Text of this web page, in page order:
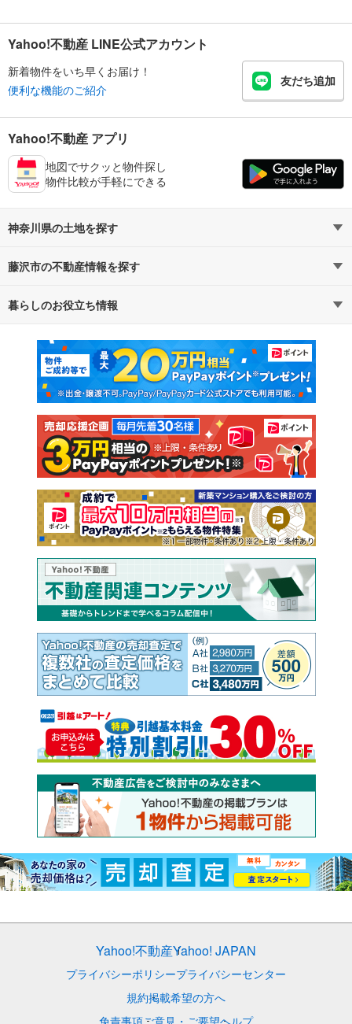
Yahoo!不動産 LINE公式アカウント
新着物件をいち早くお届け！
便利な機能のご紹介
友だち追加
Yahoo!不動産 アプリ
地図でサクッと物件探し
物件比較が手軽にできる
神奈川県の土地を探す
路線・駅から探す
通勤・通学時間から探す
藤沢市の不動産情報を探す
不動産・住宅
新築マンション 中古マンション
新築一戸建て 中古一戸建て
注文住宅 土地
売却査定
暮らしのお役立ち情報
マンションカタログ 教えて！住まいの先生
Yahoo!不動産Yahoo! JAPAN
プライバシーポリシープライバシーセンター
規約掲載希望の方へ